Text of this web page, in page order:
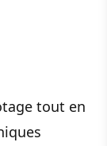
tout en